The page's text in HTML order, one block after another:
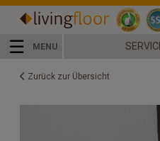
☰ MENU
Zurück zur Übersicht